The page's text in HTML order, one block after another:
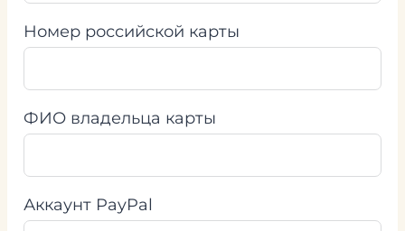
Номер российской карты
ФИО владельца карты
Аккаунт PayPal